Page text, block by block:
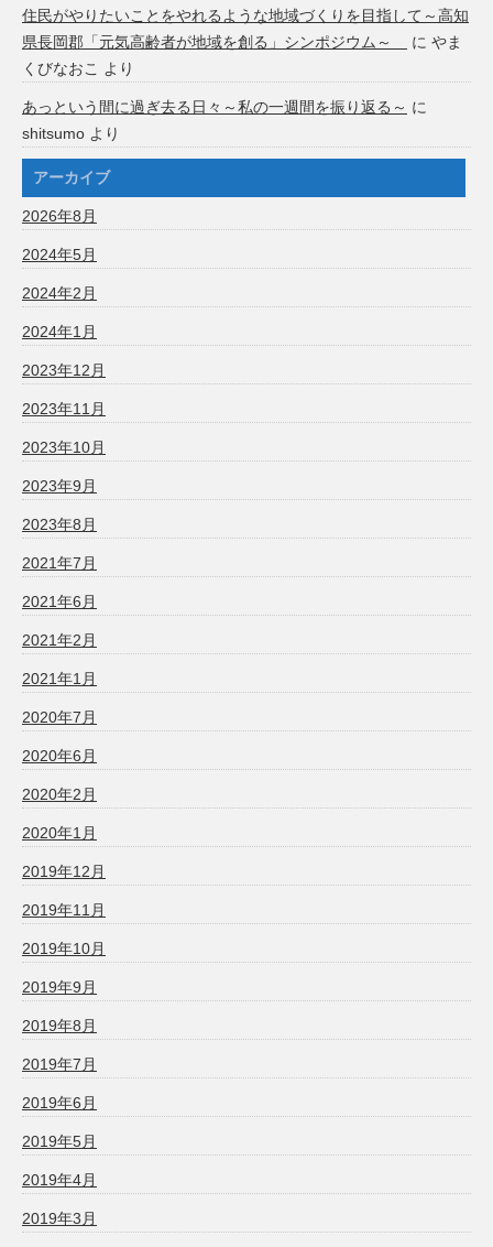
住民がやりたいことをやれるような地域づくりを目指して～高知
県長岡郡「元気高齢者が地域を創る」シンポジウム～
に やま
くびなおこ
より
あっという間に過ぎ去る日々～私の一週間を振り返る～ に
shitsumo より
アーカイブ
2026年8月
2024年5月
2024年2月
2024年1月
2023年12月
2023年11月
2023年10月
2023年9月
2023年8月
2021年7月
2021年6月
2021年2月
2021年1月
2020年7月
2020年6月
2020年2月
2020年1月
2019年12月
2019年11月
2019年10月
2019年9月
2019年8月
2019年7月
2019年6月
2019年5月
2019年4月
2019年3月